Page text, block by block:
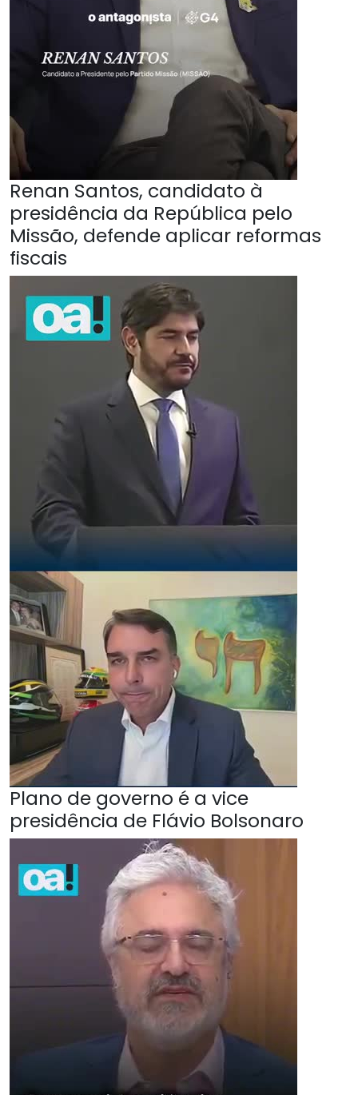
Renan Santos, candidato à
presidência da República pelo
Missão, defende aplicar reformas
fiscais
Plano de governo é a vice
presidência de Flávio Bolsonaro